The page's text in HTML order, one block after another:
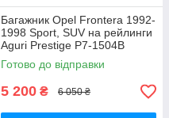
Багажник Opel Frontera 1992-
1998 Sport, SUV на рейлинги
Aguri Prestige P7-1504B
Готово до відправки
5 200 ₴ 6 050 ₴